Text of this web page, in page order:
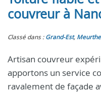
couvreur à
Classé dans : Grand-Est,
Artisan couvreur
apportons un service
ravalement de façade